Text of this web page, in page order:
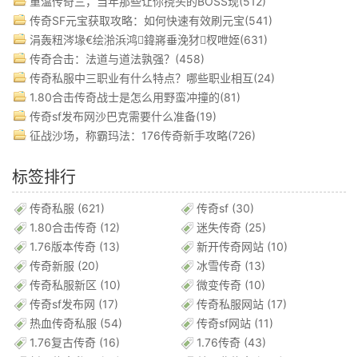
传奇SF元宝获取攻略：如何快速有效刷元宝(541)
涓轰粈涔堟€绘湁浜鸿鍏嶈垂浼犲杈呭姪(631)
传奇合击：法道与道法孰强？(458)
传奇私服中三职业有什么特点？哪些职业相互(24)
1.80合击传奇战士是怎么用野蛮冲撞的(81)
传奇sf发布网沙巴克需要什么准备(19)
征战沙场，称霸玛法：176传奇新手攻略(726)
标签排行
传奇私服 (621) 传奇sf (30)
1.80合击传奇 (12) 迷失传奇 (25)
1.76版本传奇 (13) 新开传奇网站 (10)
传奇新服 (20) 冰雪传奇 (13)
传奇私服新区 (10) 微变传奇 (10)
传奇sf发布网 (17) 传奇私服网站 (17)
热血传奇私服 (54) 传奇sf网站 (11)
1.76复古传奇 (16) 1.76传奇 (43)